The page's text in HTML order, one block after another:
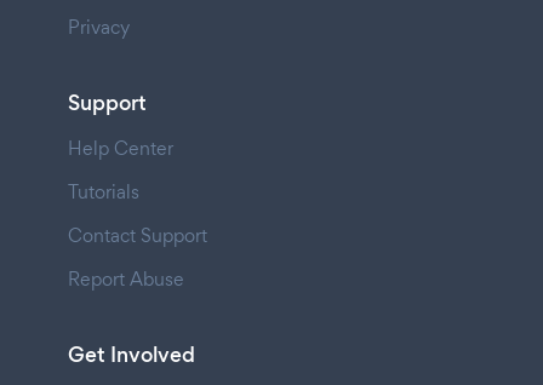
Privacy
Support
Help Center
Tutorials
Contact Support
Report Abuse
Get Involved